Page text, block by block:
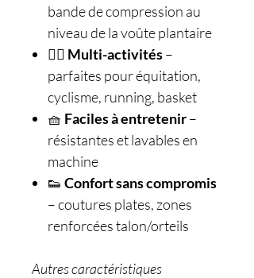
bande de compression au
niveau de la voûte plantaire
🚴‍♂️ Multi-activités–
parfaites pour équitation,
cyclisme, running, basket
🧺 Faciles à entretenir–
résistantes et lavables en
machine
👟 Confort sans compromis
– coutures plates, zones
renforcées talon/orteils
Autres caractéristiques